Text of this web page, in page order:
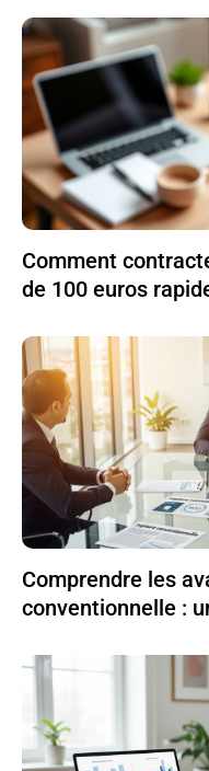
Comment
de 100 euros
Comprendre les
conventionnelle :